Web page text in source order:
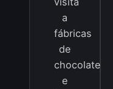
a
fábricas
de
chocolate
e